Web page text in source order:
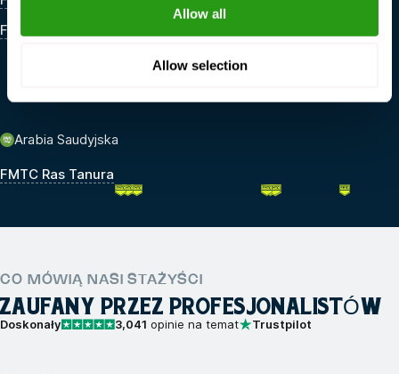
Allow all
Allow selection
FMTC Marsylia
FMTC Dordrecht
Arabia Saudyjska
FMTC Ras Tanura
CO MÓWIĄ NASI STAŻYŚCI
ZAUFANY PRZEZ PROFESJONALISTÓW
Doskonały 3,041 opinie na temat Trustpilot